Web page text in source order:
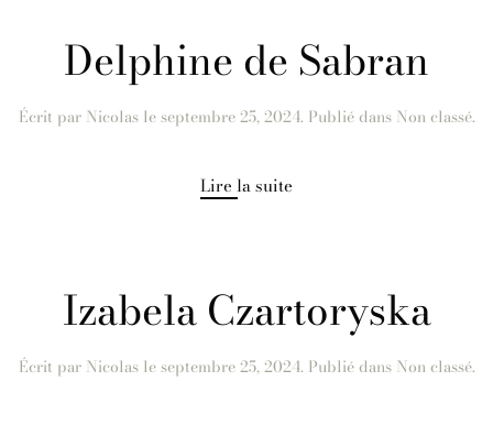
Delphine de Sabran
Écrit par Nicolasleseptembre 25, 2024. Publié dans Non classé.
Lire la suite
Izabela Czartoryska
Écrit par Nicolasleseptembre 25, 2024. Publié dans Non classé.